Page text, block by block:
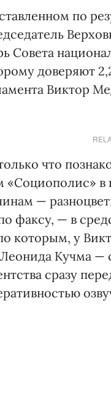
по
Совета
доверяют
Виктор
что
—
факсу, — в
которым, у
Леонида Кучма
сразу